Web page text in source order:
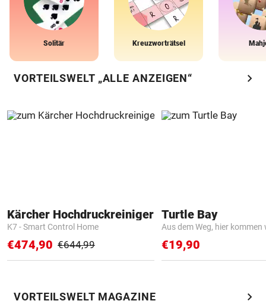
Solitär Kreuzworträtsel
VORTEILSWELT „ALLE ANZEIGEN“ chevron_right
Kärcher Hochdruckreiniger
K7 - Smart Control Home
€474,90 €644,99
Turtle Bay
Aus dem Weg, hier kommen
€19,90
VORTEILSWELT MAGAZINE chevron_right